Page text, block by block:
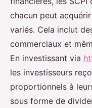
chacun peut
variés. Cela inclut
commerciaux et
En investissant via
les investisseurs
proportionnels à
sous forme de